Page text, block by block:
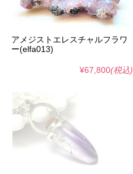
アメジストエレスチャルフラワ
ー(elfa013)
¥67,800(税込)